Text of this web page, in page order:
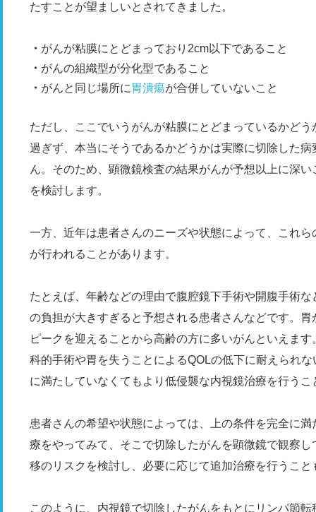
たすことが望ましいとされてきました。
がんが粘膜にとどまっており2cm以下であること
がんの組織型が分化型であること
がんと同じ場所に 胃潰瘍が合併していないこと
ただし、ここでいうがんが粘膜にとどまっているかど
過ぎず、本当にそうであるかどうかは実際に切除した
ん。そのため、顕微鏡検査の結果がんが予想以上に深
を検討します。
一方、近年は患者さんのニーズや状態によって、これ
が行われることがあります。
たとえば、年齢などの理由で腹腔鏡下手術や開腹手術
の負担が大きすぎると予想される患者さんなどです。
ピークを迎えることから高齢の方に多いがんといえま
科的手術や胃を失うことによるQOLの低下に耐えられ
に満たしていなくてもより低侵襲な内視鏡治療を行う
患者さんの希望や状態によっては、上の条件を完全に
療をやってみて、そこで切除したがんを顕微鏡で観察
移のリスクを検討し、必要に応じて追加治療を行うこと
このように、内視鏡で切除したがんをもとにリンパ節